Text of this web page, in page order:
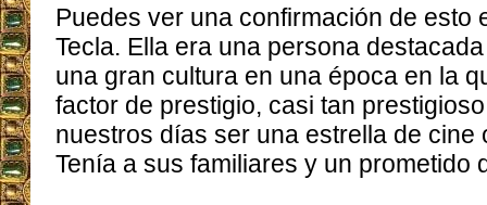
Puedes ver una confirmación de esto
Tecla. Ella era una persona
una gran cultura en una época en la
factor de prestigio, casi tan
nuestros días ser una estrella de cine
Tenía a sus familiares y un prometido